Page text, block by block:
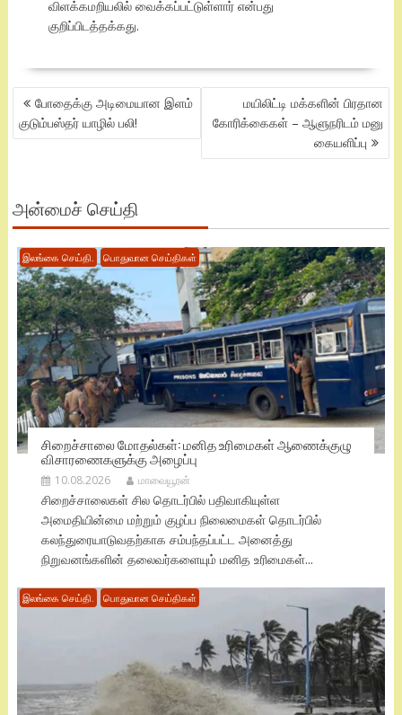
விளக்கமறியலில் வைக்கப்பட்டுள்ளார் என்பது
குறிப்பிடத்தக்கது.
POST
NAVIGATION
போதைக்கு அடிமையான இளம்
குடும்பஸ்தர் யாழில் பலி!
மயிலிட்டி மக்களின் பிரதான
கோரிக்கைகள் – ஆளுநரிடம் மனு
கையளிப்பு
அன்மைச் செய்தி
இலங்கை செய்தி. பொதுவான செய்திகள்
சிறைச்சாலை மோதல்கள்: மனித உரிமைகள் ஆணைக்குழு
விசாரணைகளுக்கு அழைப்பு
10.08.2026 மாவையூரன்
சிறைச்சாலைகள் சில தொடர்பில் பதிவாகியுள்ள
அமைதியின்மை மற்றும் குழப்ப நிலைமைகள் தொடர்பில்
கலந்துரையாடுவதற்காக சம்பந்தப்பட்ட அனைத்து
நிறுவனங்களின் தலைவர்களையும் மனித உரிமைகள்...
இலங்கை செய்தி. பொதுவான செய்திகள்